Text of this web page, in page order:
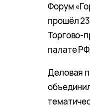
Форум
прошёл
Торгово-
палате
Деловая